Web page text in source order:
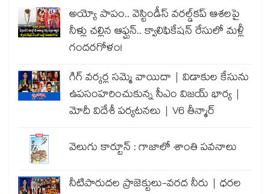
అయ్యో పాపం.. వెస్టిండీస్ వరల్డ్‌కప్ ఆశలపై
నీళ్లు చల్లిన ఆఫ్ఘన్.. క్వాలిఫికేషన్ రేసులో మళ్లీ
గందరగోళం!
గిగ్ వర్కర్ల సమ్మె వాయిదా | విడాకుల కేసును
ఉపసంహరించుకున్న సీఎం విజయ్ భార్య |
మోదీ విదేశీ పర్యటనలు | V6 తీన్మార్
వెలుగు కార్టూన్ : గాజాలో శాంతి పవనాలు
నీటిపారుదల ప్రాజెక్టులు-వరద నీరు | ధరల